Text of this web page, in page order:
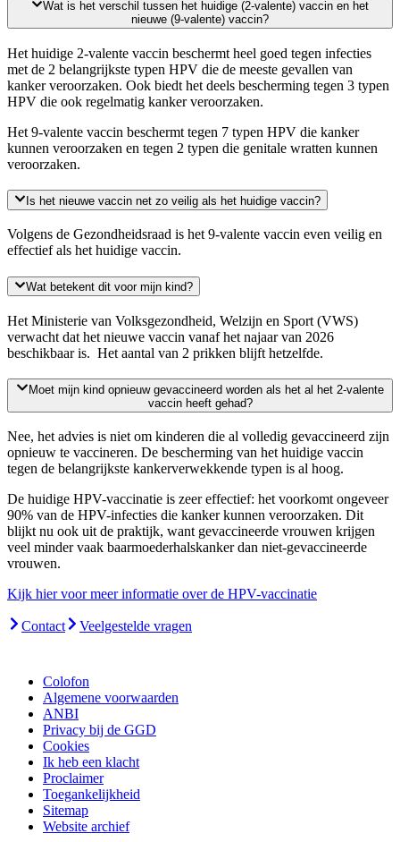
Wat is het verschil tussen het huidige (2-valente) vaccin en het
nieuwe (9-valente) vaccin?
Het huidige 2-valente vaccin beschermt heel goed tegen infecties
met de 2 belangrijkste typen HPV die de meeste gevallen van
kanker veroorzaken. Ook biedt het deels bescherming tegen 3 typen
HPV die ook regelmatig kanker veroorzaken.
Het 9-valente vaccin beschermt tegen 7 typen HPV die kanker
kunnen veroorzaken en tegen 2 typen die genitale wratten kunnen
veroorzaken.
Is het nieuwe vaccin net zo veilig als het huidige vaccin?
Volgens de Gezondheidsraad is het 9-valente vaccin even veilig en
effectief als het huidige vaccin.
Wat betekent dit voor mijn kind?
Het Ministerie van Volksgezondheid, Welzijn en Sport (VWS)
verwacht dat het nieuwe vaccin vanaf het najaar van 2026
beschikbaar is. Het aantal van 2 prikken blijft hetzelfde.
Moet mijn kind opnieuw gevaccineerd worden als het al het 2-valente
vaccin heeft gehad?
Nee, het advies is niet om kinderen die al volledig gevaccineerd zijn
opnieuw te vaccineren. De bescherming van het huidige vaccin
tegen de belangrijkste kankerverwekkende typen is al hoog.
De huidige HPV-vaccinatie is zeer effectief: het voorkomt ongeveer
90% van de HPV-infecties die kanker kunnen veroorzaken. Dit
blijkt nu ook uit de praktijk, want gevaccineerde vrouwen krijgen
veel minder vaak baarmoederhalskanker dan niet-gevaccineerde
vrouwen.
Kijk hier voor meer informatie over de HPV-vaccinatie
Contact Veelgestelde vragen
Colofon
Algemene voorwaarden
ANBI
Privacy bij de GGD
Cookies
Ik heb een klacht
Proclaimer
Toegankelijkheid
Sitemap
Website archief